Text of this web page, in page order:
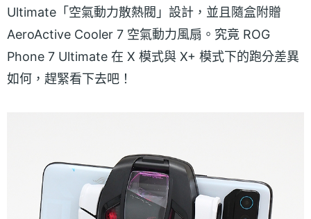
Ultimate「空氣動力散熱閥」設計，並且隨盒附贈
AeroActive Cooler 7 空氣動力風扇。究竟 ROG
Phone 7 Ultimate 在 X 模式與 X+ 模式下的跑分差異
如何，趕緊看下去吧！